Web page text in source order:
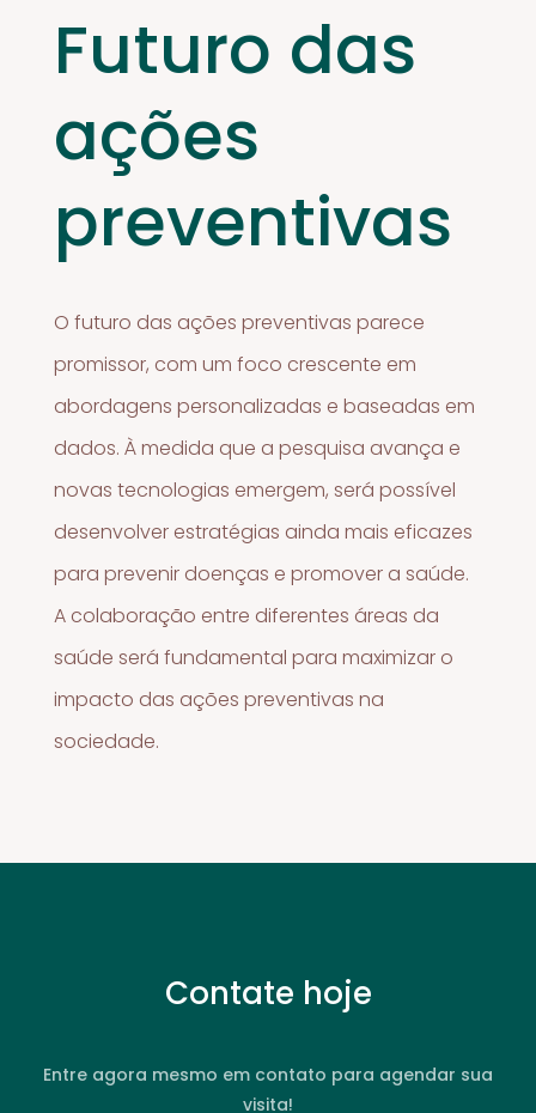
Futuro das
ações
preventivas
O futuro das ações preventivas parece
promissor, com um foco crescente em
abordagens personalizadas e baseadas em
dados. À medida que a pesquisa avança e
novas tecnologias emergem, será possível
desenvolver estratégias ainda mais eficazes
para prevenir doenças e promover a saúde.
A colaboração entre diferentes áreas da
saúde será fundamental para maximizar o
impacto das ações preventivas na
sociedade.
Contate hoje
Entre agora mesmo em contato para agendar sua
visita!